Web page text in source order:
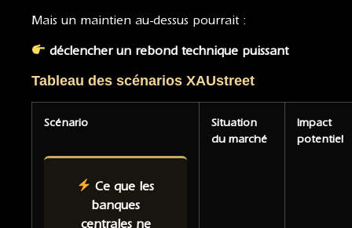
Mais un maintien au-dessus pourrait :
déclencher un rebond technique puissant
Tableau des scénarios XAUstreet
Scénario
Ce que les
banques
centrales ne
Situation
du marché
Impact
potentiel